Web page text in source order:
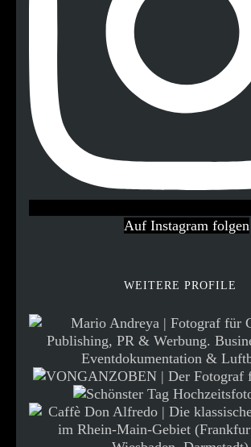
Auf Instagram folgen
WEITERE PROFILE